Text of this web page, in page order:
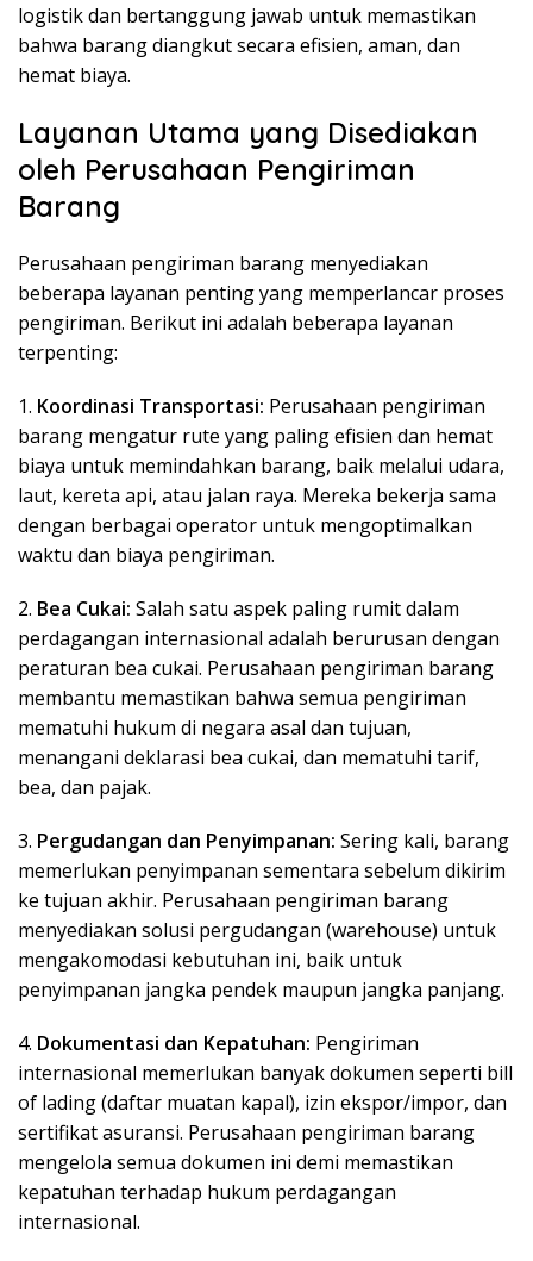
logistik dan bertanggung jawab untuk memastikan
bahwa barang diangkut secara efisien, aman, dan
hemat biaya.
Layanan Utama yang Disediakan
oleh Perusahaan Pengiriman
Barang
Perusahaan pengiriman barang menyediakan
beberapa layanan penting yang memperlancar proses
pengiriman. Berikut ini adalah beberapa layanan
terpenting:
1. Koordinasi Transportasi: Perusahaan pengiriman
barang mengatur rute yang paling efisien dan hemat
biaya untuk memindahkan barang, baik melalui udara,
laut, kereta api, atau jalan raya. Mereka bekerja sama
dengan berbagai operator untuk mengoptimalkan
waktu dan biaya pengiriman.
2. Bea Cukai: Salah satu aspek paling rumit dalam
perdagangan internasional adalah berurusan dengan
peraturan bea cukai. Perusahaan pengiriman barang
membantu memastikan bahwa semua pengiriman
mematuhi hukum di negara asal dan tujuan,
menangani deklarasi bea cukai, dan mematuhi tarif,
bea, dan pajak.
3. Pergudangan dan Penyimpanan: Sering kali, barang
memerlukan penyimpanan sementara sebelum dikirim
ke tujuan akhir. Perusahaan pengiriman barang
menyediakan solusi pergudangan (warehouse) untuk
mengakomodasi kebutuhan ini, baik untuk
penyimpanan jangka pendek maupun jangka panjang.
4. Dokumentasi dan Kepatuhan: Pengiriman
internasional memerlukan banyak dokumen seperti bill
of lading (daftar muatan kapal), izin ekspor/impor, dan
sertifikat asuransi. Perusahaan pengiriman barang
mengelola semua dokumen ini demi memastikan
kepatuhan terhadap hukum perdagangan
internasional.